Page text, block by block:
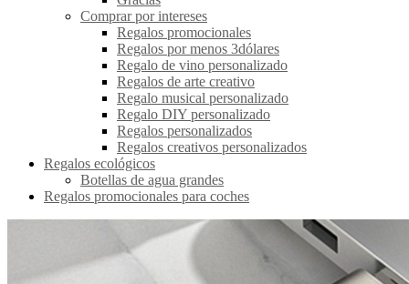
Comprar por intereses
Regalos promocionales
Regalos por menos 3dólares
Regalo de vino personalizado
Regalos de arte creativo
Regalo musical personalizado
Regalo DIY personalizado
Regalos personalizados
Regalos creativos personalizados
Regalos ecológicos
Botellas de agua grandes
Regalos promocionales para coches